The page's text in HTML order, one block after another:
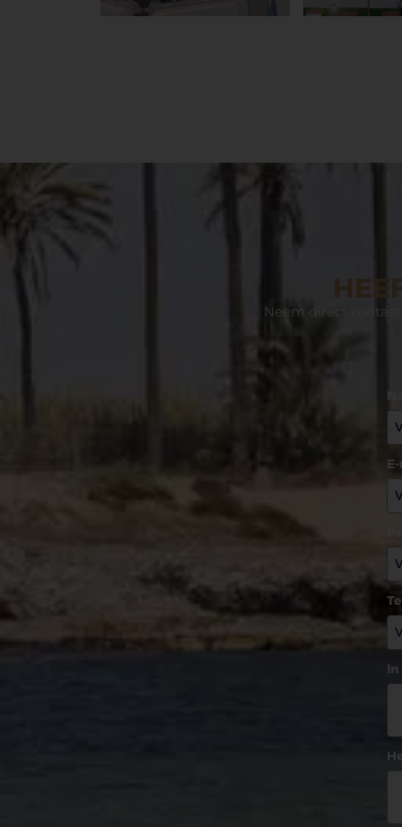
Neem direct